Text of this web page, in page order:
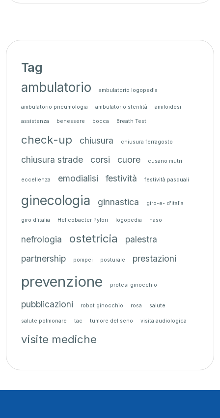
Tag
ambulatorio ambulatorio logopedia
ambulatorio pneumologia ambulatorio sterilità amiloidosi
assistenza benessere bocca Breath Test
check-up chiusura chiusura ferragosto
chiusura strade corsi cuore cusano mutri
eccellenza emodialisi festività festività pasquali
ginecologia ginnastica giro-e- d'italia
giro d'italia Helicobacter Pylori logopedia naso
nefrologia ostetricia
palestra
partnership
pompei posturale prestazioni
prevenzione protesi ginocchio
pubblicazioni robot ginocchio rosa salute
salute polmonare tac tumore del seno visita audiologica
visite mediche